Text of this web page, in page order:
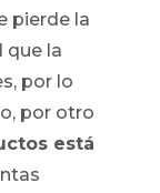
pierde la
que la
por lo
por otro
está